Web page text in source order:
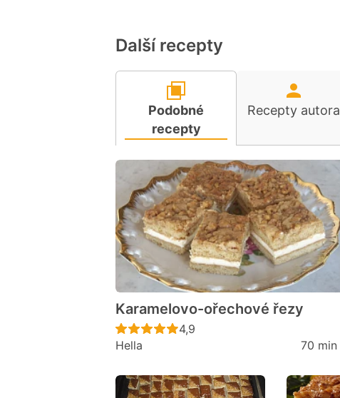
Další recepty
Podobné
recepty
Recepty autora
Karamelovo-ořechové řezy
Recept ještě nebyl hodnocen
4,9
Hella
70 min